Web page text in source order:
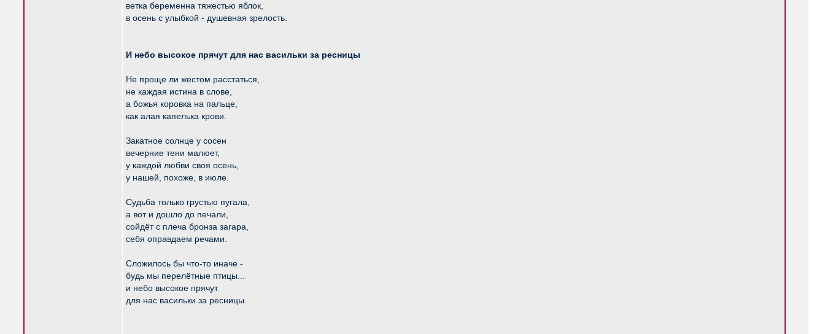
ветка беременна тяжестью яблок,
в осень с улыбкой - душевная зрелость.
И небо высокое прячут для нас васильки за ресницы
Не проще ли жестом расстаться,
не каждая истина в слове,
а божья коровка на пальце,
как алая капелька крови.
Закатное солнце у сосен
вечерние тени малюет,
у каждой любви своя осень,
у нашей, похоже, в июле.
Судьба только грустью пугала,
а вот и дошло до печали,
сойдёт с плеча бронза загара,
себя оправдаем речами.
Сложилось бы что-то иначе -
будь мы перелётные птицы...
и небо высокое прячут
для нас васильки за ресницы.